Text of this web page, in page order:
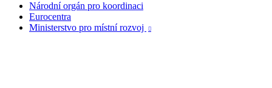
Národní orgán pro koordinaci
Eurocentra
Ministerstvo pro místní rozvoj
